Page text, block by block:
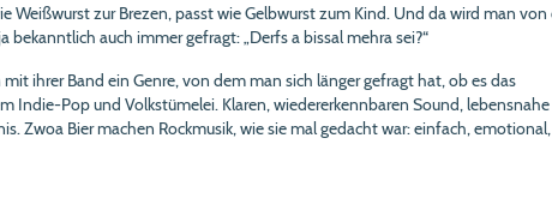
Weißwurst zur Brezen, passt wie Gelbwurst zum Kind. Und da wird man von
auch immer gefragt: „Derfs a bissal mehra sei?“
ihrer Band ein Genre, von dem man sich länger gefragt hat, ob es das
Indie-Pop und Volkstümelei. Klaren, wiedererkennbaren Sound, lebensnahe
Zwoa Bier machen Rockmusik, wie sie mal gedacht war: einfach, emotional,